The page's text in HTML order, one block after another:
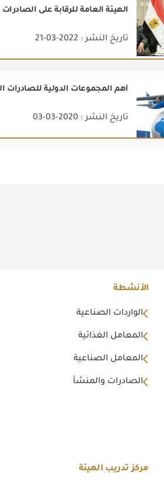
الهيئة العامة للرقابة على
تاريخ النشر : 2022-03-21
أهم المجموعات الدولية للصادرات
تاريخ النشر : 2020-03-03
الأنشطة
الواردات الصناعية
المعامل الغذائية
المعامل الصناعية
الصادرات والمنشأ
مركز تدريب الهيئة